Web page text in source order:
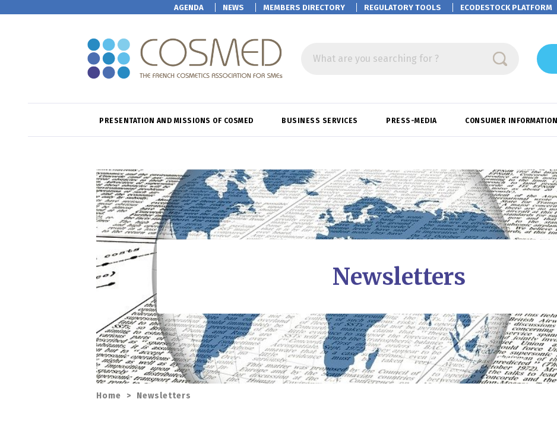
AGENDA NEWS MEMBERS DIRECTORY REGULATORY TOOLS ECODESTOCK PLATFORM
What are you searching for ?
PRESENTATION AND MISSIONS OF COSMED BUSINESS SERVICES PRESS-MEDIA CONSUMER INFORMATION
Newsletters
Home > Newsletters